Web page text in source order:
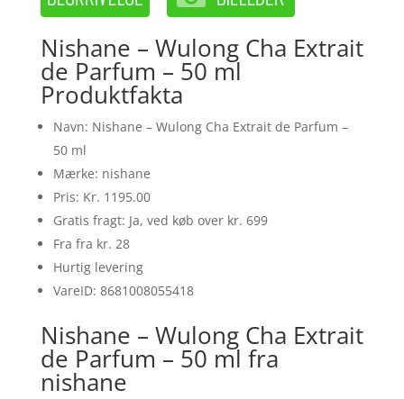
Nishane – Wulong Cha Extrait
de Parfum – 50 ml
Produktfakta
Navn: Nishane – Wulong Cha Extrait de Parfum –
50 ml
Mærke: nishane
Pris: Kr. 1195.00
Gratis fragt: Ja, ved køb over kr. 699
Fra fra kr. 28
Hurtig levering
VareID: 8681008055418
Nishane – Wulong Cha Extrait
de Parfum – 50 ml fra
nishane